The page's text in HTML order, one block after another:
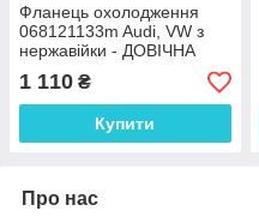
Фланець охолодження
068121133m Audi, VW з
нержавійки - ДОВІЧНА
1 110 ₴
Купити
Про нас